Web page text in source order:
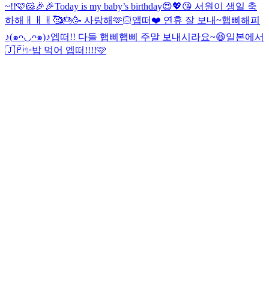
~!!🩷🐹🎉🎉Today is my baby’s birthday😍💖😘 서원이 생일 축
하해ㅐㅐㅐ🥰🎂🥳 사랑해🫶🏻앱떠❤️ 연휴 잘 보내~햅삐해피
♪(๑ᴖ◡ᴖ๑)♪엡떠!! 다들 햅삐햅삐 주말 보내시라요~😆일본에서
🇯🇵✨밥 먹어 엡떠!!!!🩷